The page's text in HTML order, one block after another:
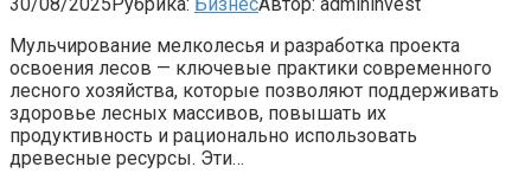
Мульчирование мелколесья и разработка проекта
освоения лесов — ключевые практики современного
лесного хозяйства, которые позволяют поддерживать
здоровье лесных массивов, повышать их
продуктивность и рационально использовать
древесные ресурсы. Эти…